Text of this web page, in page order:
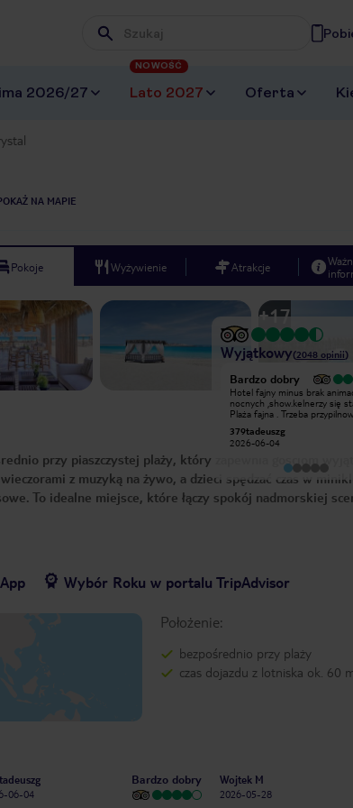
Wpisz frazę, której szukasz
2026/27 Lato 2027
NOWOŚĆ
Oferta
NA MAPIE
Pokoje Wyżywienie Atrakcje
+17
Wyjątkowy(2048 opinii)
Wyjątkowy
Dziękuję za piekny czas Wspaniałą
Bardzo dobry
Hotel fajny minus brak
nocnych ,show.kelnerzy się
Plaża fajna . Trzeba
379tadeuszg
2026-06-04
przy piaszczystej plaży, który zapewnia gościom
z muzyką na żywo, a dzieci spędzać czas w
To idealne miejsce, które łączy spokój nadmorskiej
Wybór Roku w portalu TripAdvisor
Położenie:
bezpośrednio przy plaży
czas dojazdu z lotniska ok. 60
06-04
Bardzo dobry
Wojtek M
2026-05-28